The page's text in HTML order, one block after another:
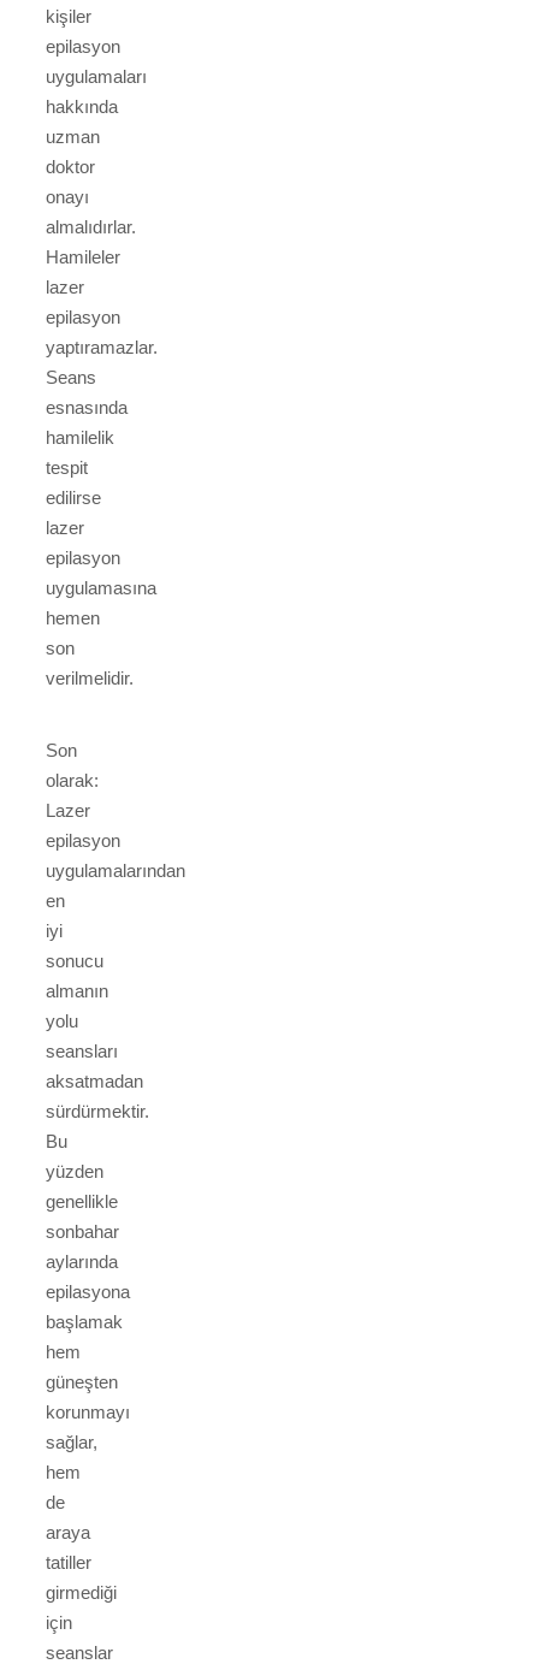
kişiler
epilasyon
uygulamaları
hakkında
uzman
doktor
onayı
almalıdırlar.
Hamileler
lazer
epilasyon
yaptıramazlar.
Seans
esnasında
hamilelik
tespit
edilirse
lazer
epilasyon
uygulamasına
hemen
son
verilmelidir.
Son
olarak:
Lazer
epilasyon
uygulamalarından
en
iyi
sonucu
almanın
yolu
seansları
aksatmadan
sürdürmektir.
Bu
yüzden
genellikle
sonbahar
aylarında
epilasyona
başlamak
hem
güneşten
korunmayı
sağlar,
hem
de
araya
tatiller
girmediği
için
seanslar